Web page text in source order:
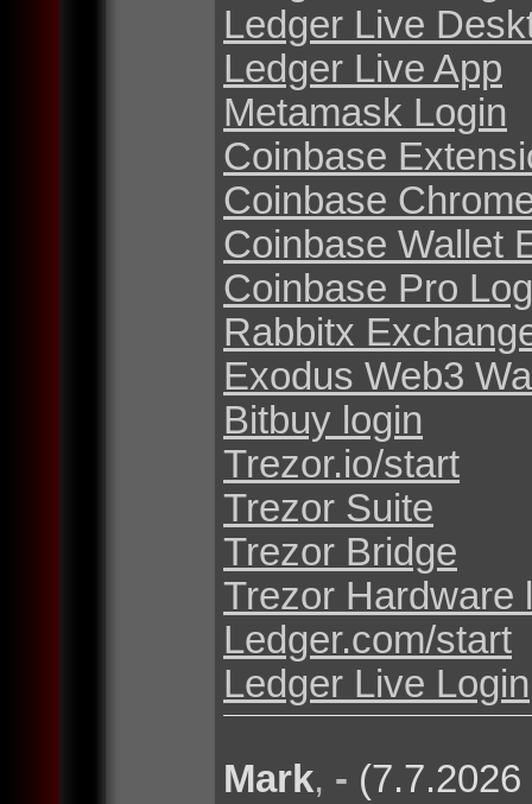
Ledger Live
Ledger Live App
Metamask Login
Coinbase
Coinbase
Coinbase Wallet
Coinbase Pro
Rabbitx
Exodus Web3
Bitbuy login
Trezor.io/start
Trezor Suite
Trezor Bridge
Trezor Hardware
Ledger.com/start
Ledger Live Login
Mark, -